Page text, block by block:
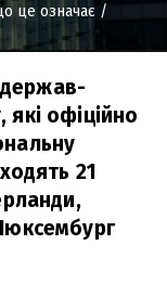
це означає /
офіційно
21